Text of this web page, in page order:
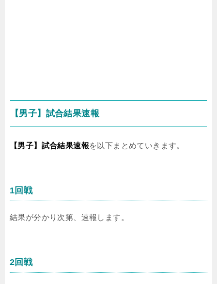
【男子】試合結果速報
【男子】試合結果速報を以下まとめていきます。
1回戦
結果が分かり次第、速報します。
2回戦